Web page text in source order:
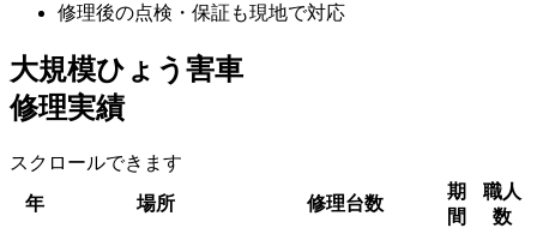
修理後の点検・保証も現地で対応
大規模ひょう害車
修理実績
スクロールできます
年
場所 修理台数
期
間
職人
数